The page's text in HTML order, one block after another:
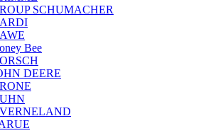
SCHUMACHER
Bee
DEERE